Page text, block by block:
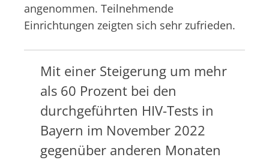
angenommen. Teilnehmende
Einrichtungen zeigten sich sehr zufrieden.
Mit einer Steigerung um mehr
als 60 Prozent bei den
durchgeführten HIV-Tests in
Bayern im November 2022
gegenüber anderen Monaten